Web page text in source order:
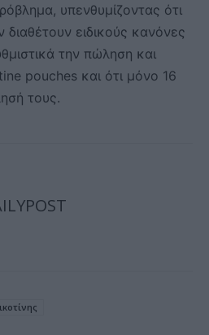
υπενθυμίζοντας ότι
διαθέτουν ειδικούς κανόνες
την πώληση και
pouches και ότι μόνο 16
τους.